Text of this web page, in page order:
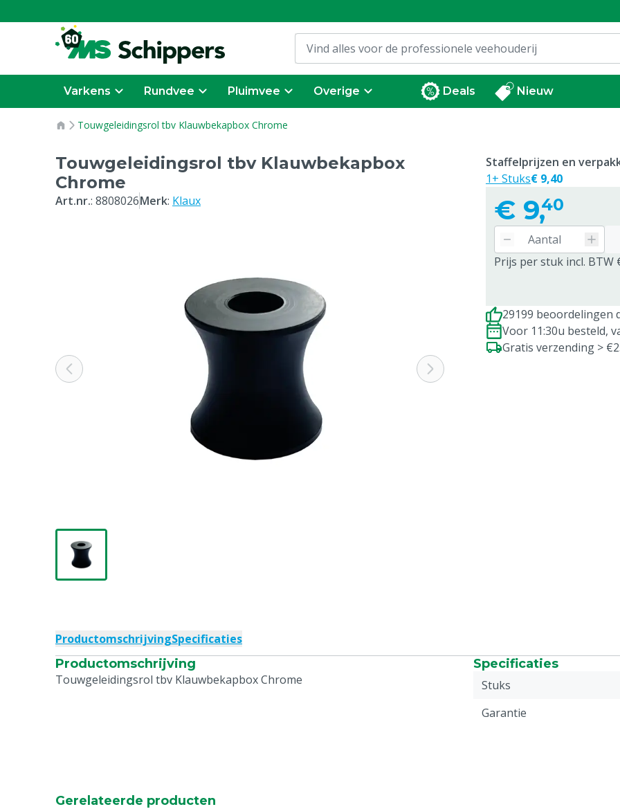
Varkens Rundvee Pluimvee Overige Deals Nieuw
Touwgeleidingsrol tbv Klauwbekapbox Chrome
Touwgeleidingsrol tbv Klauwbekapbox
Chrome
Art.nr.: 8808026Merk: Klaux € 9,40
Prijs per stuk incl. BTW
Staffelprijzen en
1+ Stuks€ 9,40
29199 beoordelingen
Voor 11:30u besteld,
Gratis verzending >
ProductomschrijvingSpecificaties
Productomschrijving
Touwgeleidingsrol tbv Klauwbekapbox Chrome
Specificaties
Stuks
Garantie
Gerelateerde producten